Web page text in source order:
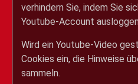
verhindern Sie, indem Sie
Youtube-Account
Wird ein Youtube-Video
Cookies ein, die Hinweise
sammeln.